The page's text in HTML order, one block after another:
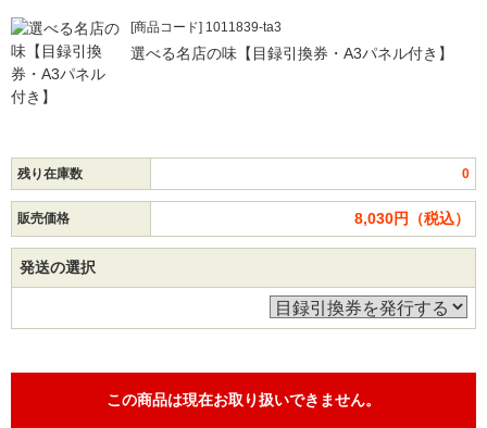
[商品コード] 1011839-ta3
選べる名店の味【目録引換券・A3パネル付き】
残り在庫数 0
販売価格 8,030円（税込）
発送の選択
この商品は現在お取り扱いできません。